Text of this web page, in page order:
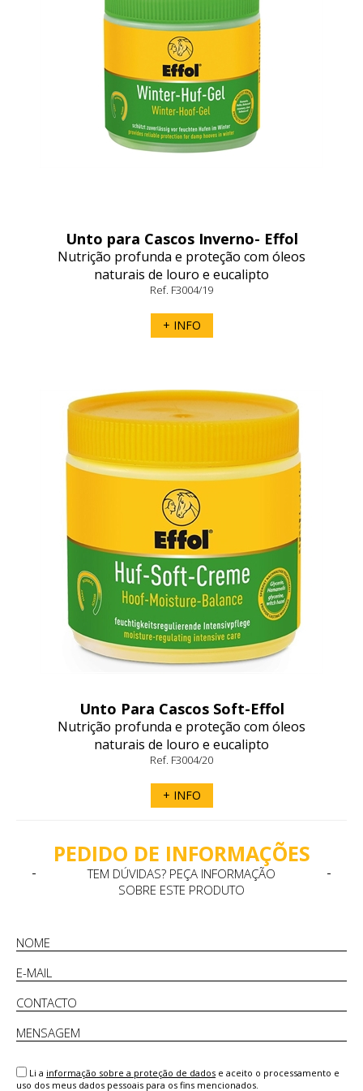
Unto para Cascos Inverno- Effol
Nutrição profunda e proteção com óleos
naturais de louro e eucalipto
Ref. F3004/19
+ INFO
Unto Para Cascos Soft-Effol
Nutrição profunda e proteção com óleos
naturais de louro e eucalipto
Ref. F3004/20
+ INFO
PEDIDO DE INFORMAÇÕES
TEM DÚVIDAS? PEÇA INFORMAÇÃO
SOBRE ESTE PRODUTO
Li a informação sobre a proteção de dados e aceito o processamento e
uso dos meus dados pessoais para os fins mencionados.